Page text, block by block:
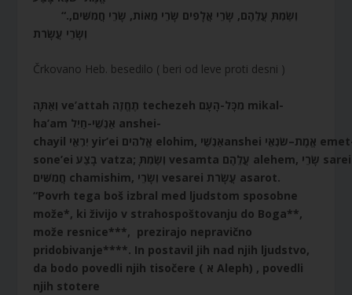
“.וְשַׂמְתָּ עֲלֵהֶם, שָׂרֵי אֲלָפִים שָׂרֵי מֵאוֹת, שָׂרֵי חֲמִשִּׁים,
וְשָׂרֵי עֲשָׂרֹת
Črkovano Heb. besedilo ( beri od leve proti desni )
וְאַתָּה ve’attah תֶחֱזֶה techezeh מִכָּל-הָעָם mikal-
ha’am אַנְשֵׁי-חַיִל anshei-
chayil יִרְאֵי yir’ei אֱלֹהִים elohim, אַנְשֵׁיanshei אֱמֶת–שֹׂנְאֵי emet–
חֲמִשִּׁים chamishim, וְשָׂרֵי vesarei עֲשָׂרֹת asarot.
“Povrh tega boš izbral med ljudstom sposobne
može*, ki živijo v strahospoštovanju do Boga**,
može resnice***, prezirajo nepravično
pridobivanje****. In postavil jih nad njih ljudstvo,
da bodo povedli njih tisočere ( א Aleph) , povedli
njih stotere